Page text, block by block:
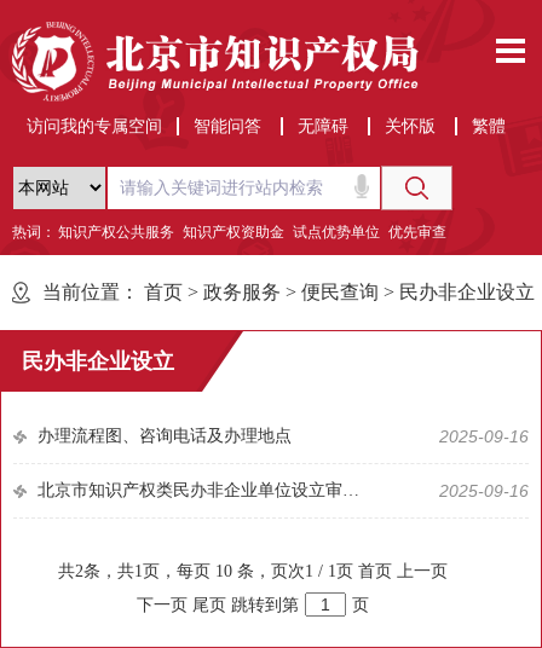
访问我的专属空间 智能问答 无障碍 关怀版 繁體
热词： 知识产权公共服务 知识产权资助金 试点优势单位 优先审查
当前位置： 首页 > 政务服务 > 便民查询 > 民办非企业设立
民办非企业设立
办理流程图、咨询电话及办理地点 2025-09-16
北京市知识产权类民办非企业单位设立审查与登记管理暂行办法 2025-09-16
共2条，共1页，每页 10 条，页次1 / 1页 首页 上一页
下一页 尾页 跳转到第 页